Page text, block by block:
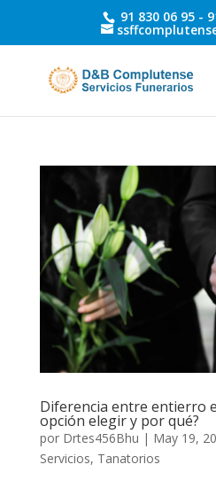
91 830 06 95 -
Diferencia entre entierro
opción elegir y por qué?
por Drtes456Bhu | May 19,
Servicios, Tanatorios